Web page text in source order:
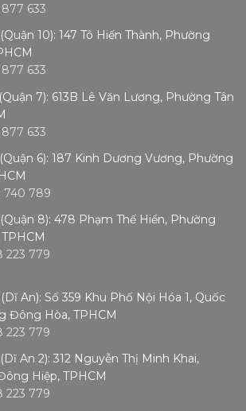
633
10): 147 Tô Hiến Thành, Phường
633
7): 613B Lê Văn Lương, Phường Tân
633
6): 187 Kinh Dương Vương, Phường
740 789
8): 478 Phạm Thế Hiển, Phường
223 779
An): Số 359 Khu Phố Nội Hóa 1, Quốc
Đông Hòa, TPHCM
223 779
An 2): 312 Nguyễn Thị Minh Khai,
Hiệp, TPHCM
223 779